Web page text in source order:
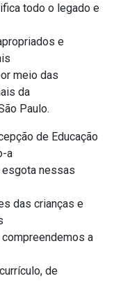
todo o legado e
e
meio das
da
Paulo.
de Educação
a
nessas
das crianças e
a
de